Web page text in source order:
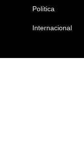
Política
Internacional